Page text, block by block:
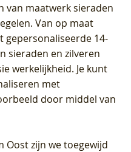
van maatwerk sieraden
Van op maat
gepersonaliseerde 14-
sieraden en zilveren
werkelijkheid. Je kunt
met
door middel van
Oostzijn we toegewijd